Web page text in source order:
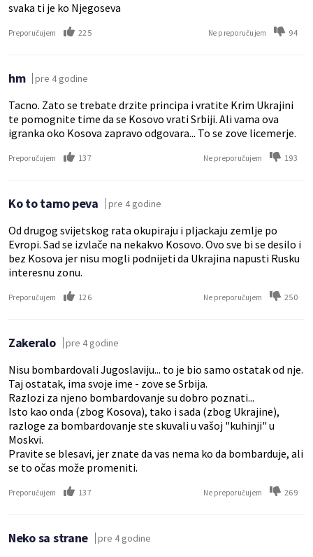
svaka ti je ko Njegoseva
Preporučujem 225 Ne preporučujem 94
hm pre 4 godine
Tacno. Zato se trebate drzite principa i vratite Krim Ukrajini
te pomognite time da se Kosovo vrati Srbiji. Ali vama ova
igranka oko Kosova zapravo odgovara... To se zove licemerje.
Preporučujem 137 Ne preporučujem 193
Ko to tamo peva pre 4 godine
Od drugog svijetskog rata okupiraju i pljackaju zemlje po
Evropi. Sad se izvlače na nekakvo Kosovo. Ovo sve bi se desilo i
bez Kosova jer nisu mogli podnijeti da Ukrajina napusti Rusku
interesnu zonu.
Preporučujem 126 Ne preporučujem 250
Zakeralo pre 4 godine
Nisu bombardovali Jugoslaviju... to je bio samo ostatak od nje.
Taj ostatak, ima svoje ime - zove se Srbija.
Razlozi za njeno bombardovanje su dobro poznati...
Isto kao onda (zbog Kosova), tako i sada (zbog Ukrajine),
razloge za bombardovanje ste skuvali u vašoj "kuhinji" u
Moskvi.
Pravite se blesavi, jer znate da vas nema ko da bombarduje, ali
se to očas može promeniti.
Preporučujem 137 Ne preporučujem 269
Neko sa strane pre 4 godine